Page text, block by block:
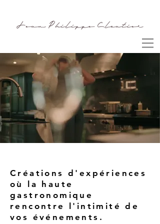
Créations d'expériences
où la haute
gastronomique
rencontre l'intimité de
vos événements.